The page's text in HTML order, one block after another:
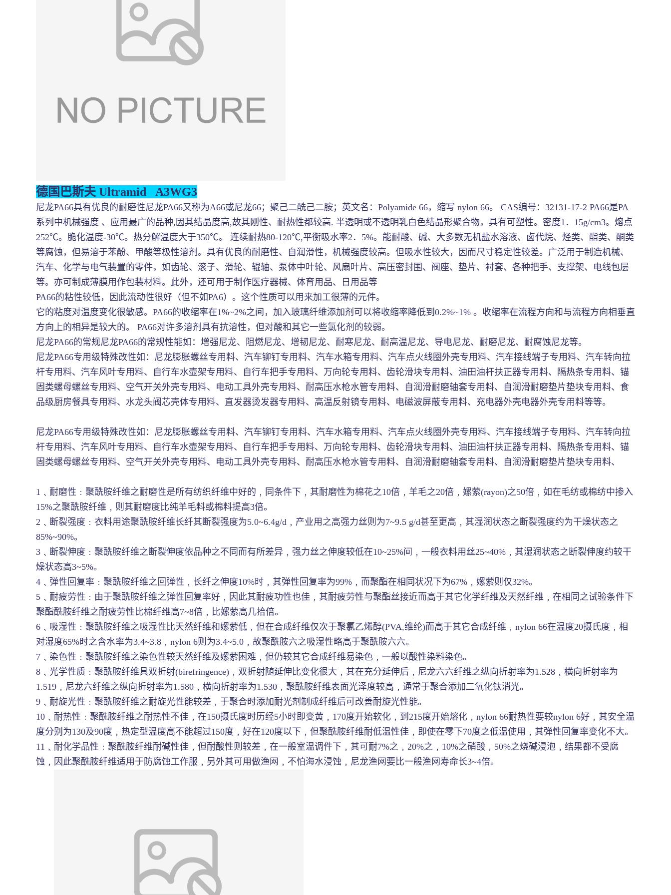
德国巴斯夫 Ultramid A3WG3
尼龙PA66具有优良的耐磨性尼龙PA66又称为A66或尼龙66；聚己二酰己二胺；英文名：Polyamide 66，缩写 nylon 66。 CAS编号：32131-17-2 PA66是PA
系列中机械强度 、应用最广的品种,因其结晶度高,故其刚性、耐热性都较高. 半透明或不透明乳白色结晶形聚合物，具有可塑性。密度1．15g/cm3。熔点
252℃。脆化温度-30℃。热分解温度大于350℃。 连续耐热80-120℃,平衡吸水率2．5%。能耐酸、碱、大多数无机盐水溶液、卤代烷、烃类、酯类、酮类
等腐蚀，但易溶于苯酚、甲酸等极性溶剂。具有优良的耐磨性、自润滑性，机械强度较高。但吸水性较大，因而尺寸稳定性较差。广泛用于制造机械、
汽车、化学与电气装置的零件，如齿轮、滚子、滑轮、辊轴、泵体中叶轮、风扇叶片、高压密封围、阀座、垫片、衬套、各种把手、支撑架、电线包层
等。亦可制成薄膜用作包装材料。此外，还可用于制作医疗器械、体育用品、日用品等
PA66的粘性较低，因此流动性很好（但不如PA6）。这个性质可以用来加工很薄的元件。
它的粘度对温度变化很敏感。PA66的收缩率在1%~2%之间，加入玻璃纤维添加剂可以将收缩率降低到0.2%~1% 。收缩率在流程方向和与流程方向相垂直
方向上的相异是较大的。 PA66对许多溶剂具有抗溶性，但对酸和其它一些氯化剂的较弱。
尼龙PA66的常规尼龙PA66的常规性能如：增强尼龙、阻燃尼龙、增韧尼龙、耐寒尼龙、耐高温尼龙、导电尼龙、耐磨尼龙、耐腐蚀尼龙等。
尼龙PA66专用级特殊改性如：尼龙膨胀螺丝专用料、汽车铆钉专用料、汽车水箱专用料、汽车点火线圈外壳专用料、汽车接线端子专用料、汽车转向拉
杆专用料、汽车风叶专用料、自行车水壶架专用料、自行车把手专用料、万向轮专用料、齿轮滑块专用料、油田油杆扶正器专用料、隔热条专用料、锚
固类螺母螺丝专用料、空气开关外壳专用料、电动工具外壳专用料、耐高压水枪水管专用料、自润滑耐磨轴套专用料、自润滑耐磨垫片垫块专用料、食
品级厨房餐具专用料、水龙头阀芯壳体专用料、直发器烫发器专用料、高温反射镜专用料、电磁波屏蔽专用料、充电器外壳电器外壳专用料等等。
尼龙PA66专用级特殊改性如：尼龙膨胀螺丝专用料、汽车铆钉专用料、汽车水箱专用料、汽车点火线圈外壳专用料、汽车接线端子专用料、汽车转向拉
杆专用料、汽车风叶专用料、自行车水壶架专用料、自行车把手专用料、万向轮专用料、齿轮滑块专用料、油田油杆扶正器专用料、隔热条专用料、锚
固类螺母螺丝专用料、空气开关外壳专用料、电动工具外壳专用料、耐高压水枪水管专用料、自润滑耐磨轴套专用料、自润滑耐磨垫片垫块专用料、
1﹑耐磨性﹕聚酰胺纤维之耐磨性是所有纺织纤维中好的﹐同条件下﹐其耐磨性为棉花之10倍﹐羊毛之20倍﹐嫘萦(rayon)之50倍﹐如在毛纺或棉纺中掺入
15%之聚酰胺纤维﹐则其耐磨度比纯羊毛料或棉料提高3倍。
2﹑断裂强度﹕衣料用途聚酰胺纤维长纤其断裂强度为5.0~6.4g/d﹐产业用之高强力丝则为7~9.5 g/d甚至更高﹐其湿润状态之断裂强度约为干燥状态之
85%~90%。
3﹑断裂伸度﹕聚酰胺纤维之断裂伸度依品种之不同而有所差异﹐强力丝之伸度较低在10~25%间﹐一般衣料用丝25~40%﹐其湿润状态之断裂伸度约较干
燥状态高3~5%。
4﹑弹性回复率﹕聚酰胺纤维之回弹性﹐长纤之伸度10%时﹐其弹性回复率为99%﹐而聚酯在相同状况下为67%﹐嫘萦则仅32%。
5﹑耐疲劳性﹕由于聚酰胺纤维之弹性回复率好﹐因此其耐疲功性也佳﹐其耐疲劳性与聚酯丝接近而高于其它化学纤维及天然纤维﹐在相同之试验条件下
聚酯酰胺纤维之耐疲劳性比棉纤维高7~8倍﹐比嫘萦高几拾倍。
6﹑吸湿性﹕聚酰胺纤维之吸湿性比天然纤维和嫘萦低﹐但在合成纤维仅次于聚氯乙烯醇(PVA,维纶)而高于其它合成纤维﹐nylon 66在温度20摄氏度﹐相
对湿度65%时之含水率为3.4~3.8﹐nylon 6则为3.4~5.0﹐故聚酰胺六之吸湿性略高于聚酰胺六六。
7﹑染色性﹕聚酰胺纤维之染色性较天然纤维及嫘萦困难﹐但仍较其它合成纤维易染色﹐一般以酸性染料染色。
8﹑光学性质﹕聚酰胺纤维具双折射(birefringence)﹐双折射随延伸比变化很大﹐其在充分延伸后﹐尼龙六六纤维之纵向折射率为1.528﹐横向折射率为
1.519﹐尼龙六纤维之纵向折射率为1.580﹐横向折射率为1.530﹐聚酰胺纤维表面光泽度较高﹐通常于聚合添加二氧化钛消光。
9﹑耐旋光性﹕聚酰胺纤维之耐旋光性能较差﹐于聚合时添加耐光剂制成纤维后可改善耐旋光性能。
10﹑耐热性﹕聚酰胺纤维之耐热性不佳﹐在150摄氏度时历经5小时即变黄﹐170度开始软化﹐到215度开始熔化﹐nylon 66耐热性要较nylon 6好﹐其安全温
度分别为130及90度﹐热定型温度高不能超过150度﹐好在120度以下﹐但聚酰胺纤维耐低温性佳﹐即使在零下70度之低温使用﹐其弹性回复率变化不大。
11﹑耐化学品性﹕聚酰胺纤维耐碱性佳﹐但耐酸性则较差﹐在一般室温调件下﹐其可耐7%之﹐20%之﹐10%之硝酸﹐50%之烧碱浸泡﹐结果都不受腐
蚀﹐因此聚酰胺纤维适用于防腐蚀工作服﹐另外其可用做渔网﹐不怕海水浸蚀﹐尼龙渔网要比一般渔网寿命长3~4倍。